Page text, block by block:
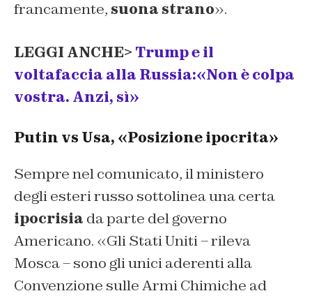
francamente, suona strano».
LEGGI ANCHE> Trump e il
voltafaccia alla Russia:«Non è colpa
vostra. Anzi, sì»
Putin vs Usa, «Posizione ipocrita»
Sempre nel comunicato, il ministero
degli esteri russo sottolinea una certa
ipocrisia da parte del governo
Americano. «Gli Stati Uniti – rileva
Mosca – sono gli unici aderenti alla
Convenzione sulle Armi Chimiche ad